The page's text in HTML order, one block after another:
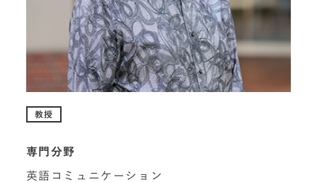
教授
専門分野
英語コミュニケーション